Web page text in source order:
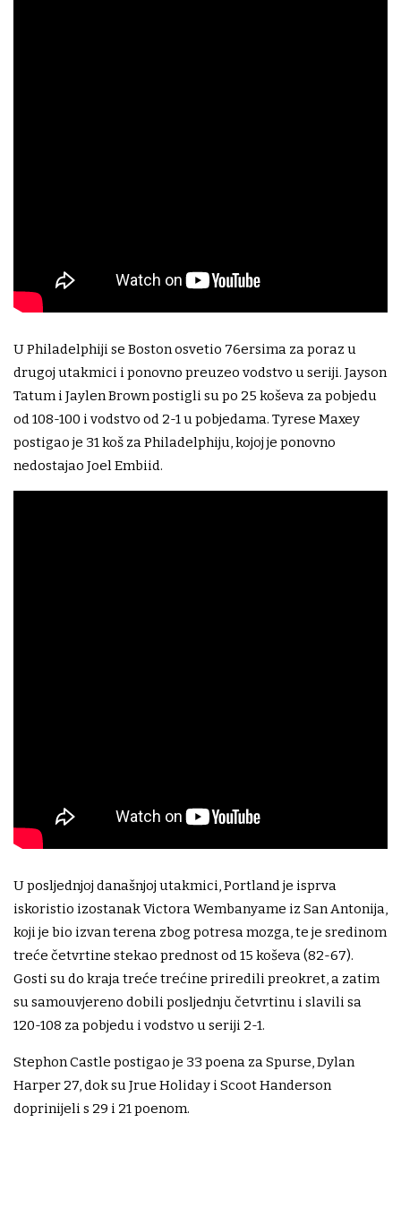
U Philadelphiji se Boston osvetio 76ersima za poraz u
drugoj utakmici i ponovno preuzeo vodstvo u seriji. Jayson
Tatum i Jaylen Brown postigli su po 25 koševa za pobjedu
od 108-100 i vodstvo od 2-1 u pobjedama. Tyrese Maxey
postigao je 31 koš za Philadelphiju, kojoj je ponovno
nedostajao Joel Embiid.
U posljednjoj današnjoj utakmici, Portland je isprva
iskoristio izostanak Victora Wembanyame iz San Antonija,
koji je bio izvan terena zbog potresa mozga, te je sredinom
treće četvrtine stekao prednost od 15 koševa (82-67).
Gosti su do kraja treće trećine priredili preokret, a zatim
su samouvjereno dobili posljednju četvrtinu i slavili sa
120-108 za pobjedu i vodstvo u seriji 2-1.
Stephon Castle postigao je 33 poena za Spurse, Dylan
Harper 27, dok su Jrue Holiday i Scoot Handerson
doprinijeli s 29 i 21 poenom.